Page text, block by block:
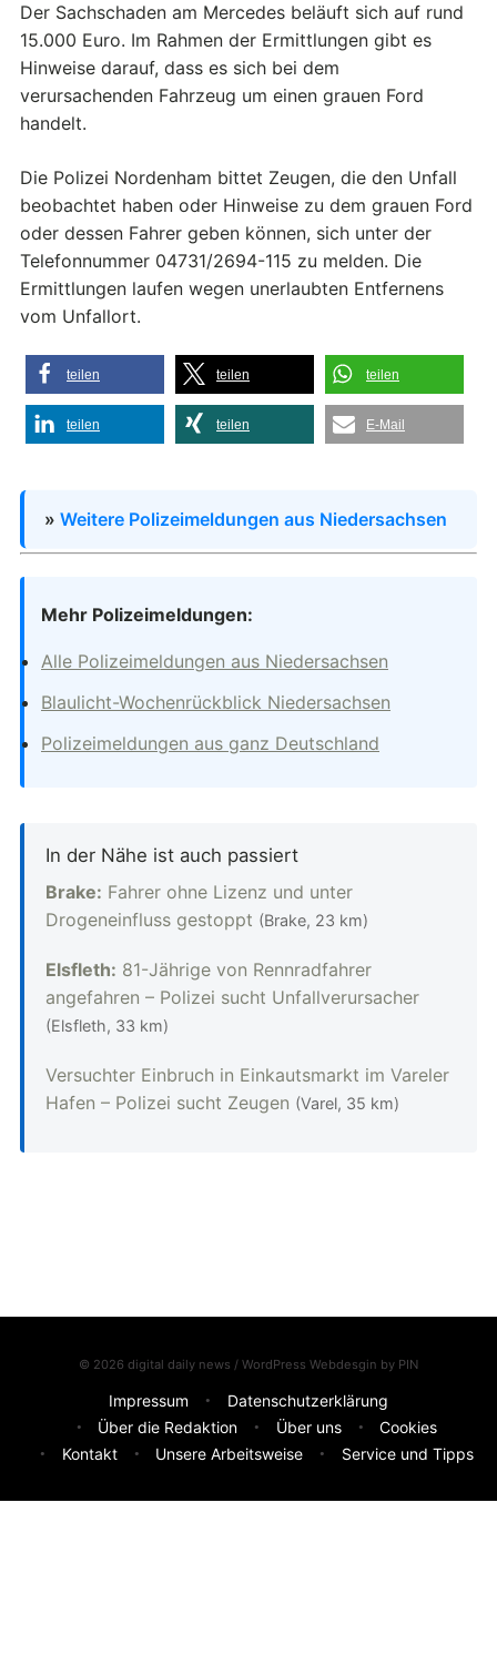
Der Sachschaden am Mercedes beläuft sich auf rund
15.000 Euro. Im Rahmen der Ermittlungen gibt es
Hinweise darauf, dass es sich bei dem
verursachenden Fahrzeug um einen grauen Ford
handelt.
Die Polizei Nordenham bittet Zeugen, die den Unfall
beobachtet haben oder Hinweise zu dem grauen Ford
oder dessen Fahrer geben können, sich unter der
Telefonnummer 04731/2694-115 zu melden. Die
Ermittlungen laufen wegen unerlaubten Entfernens
vom Unfallort.
teilen teilen teilen
teilen teilen E-Mail
» Weitere Polizeimeldungen aus Niedersachsen
Mehr Polizeimeldungen:
Alle Polizeimeldungen aus Niedersachsen
Blaulicht-Wochenrückblick Niedersachsen
Polizeimeldungen aus ganz Deutschland
In der Nähe ist auch passiert
Brake: Fahrer ohne Lizenz und unter
Drogeneinfluss gestoppt (Brake, 23 km)
Elsfleth: 81-Jährige von Rennradfahrer
angefahren – Polizei sucht Unfallverursacher
(Elsfleth, 33 km)
Versuchter Einbruch in Einkautsmarkt im Vareler
Hafen – Polizei sucht Zeugen (Varel, 35 km)
© 2026 digital daily news / WordPress Webdesgin by PIN
Impressum
Datenschutzerklärung
Über die Redaktion
Über uns
Cookies
Kontakt
Unsere Arbeitsweise Service und Tipps